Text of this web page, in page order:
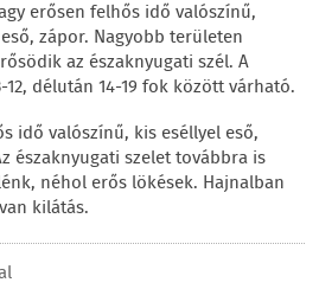
erősen felhős idő valószínű,
zápor. Nagyobb területen
az északnyugati szél. A
délután 14-19 fok között várható.
idő valószínű, kis eséllyel eső,
északnyugati szelet továbbra is
néhol erős lökések. Hajnalban
kilátás.